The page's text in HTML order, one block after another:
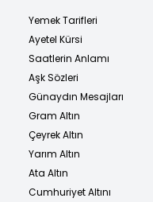
Yemek Tarifleri
Ayetel Kürsi
Saatlerin Anlamı
Aşk Sözleri
Günaydın Mesajları
Gram Altın
Çeyrek Altın
Yarım Altın
Ata Altın
Cumhuriyet Altını